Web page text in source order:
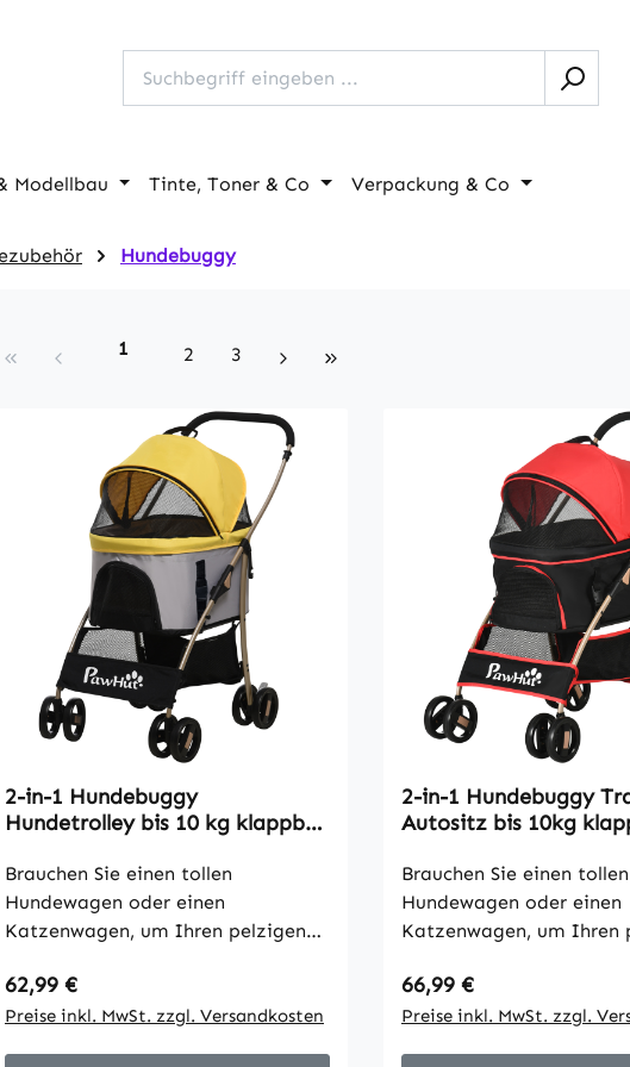
Modellbau Tinte, Toner & Co Verpackung & Co
Hundebuggy
Seite
1 Seite
2 Seite
3
2-in-1 Hundebuggy
Hundetrolley bis 10 kg klappbar
49,5 cm x 98 cm Gelb
Brauchen Sie einen tollen
Hundewagen oder einen
Katzenwagen, um Ihren pelzigen
schauen Sie sich diesen PawHut
Hundewagen an! Dieser einzigartig
Regulärer Preis:
62,99 €
Preise inkl. MwSt. zzgl. Versandkosten
2-in-1 Hundebuggy
Autositz bis 10kg
cm Rot
Brauchen Sie einen tollen
Hundewagen oder einen
Katzenwagen, um Ihren
schauen Sie sich diesen
Hundewagen an! Dieser
Regulärer Preis:
66,99 €
Preise inkl. MwSt. zzgl.